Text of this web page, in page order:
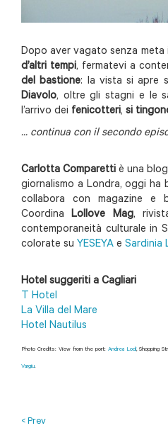
Dopo aver vagato senza meta
d’altri tempi, fermatevi a
del bastione: la vista si apre
Diavolo, oltre gli stagni e le
l’arrivo dei fenicotteri, si
... continua con il secondo
Carlotta Comparetti è una
giornalismo a Londra, oggi ha
collabora con magazine e
CoordinaLollove Mag,
contemporaneità culturale in
colorate su YESEYA e Sardinia
Hotel suggeriti a Cagliari
T Hotel
La Villa del Mare
Hotel Nautilus
Photo Credits: View from the port: Andrea Lodi, Shopping
Vargiu.
< Prev